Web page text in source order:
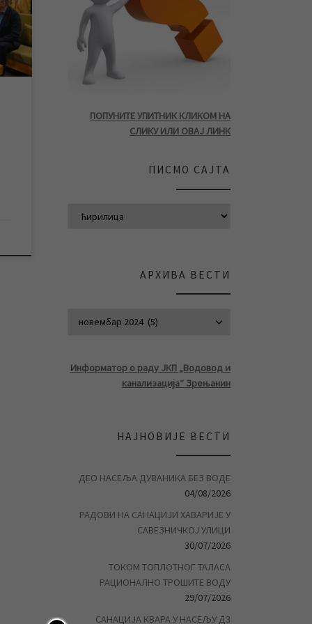
је
ПОПУНИТЕ УПИТНИК КЛИКОМ НА
СЛИКУ ИЛИ ОВАЈ ЛИНК
ПИСМО САЈТА
АРХИВА ВЕСТИ
Информатор о раду ЈКП „Водовод и
канализација“ Зрењанин
НАЈНОВИЈЕ ВЕСТИ
ДЕО НАСЕЉА ДУВАНИКА БЕЗ ВОДЕ
04/08/2026
РАДОВИ НА САНАЦИЈИ ХАВАРИЈЕ У
САВЕЗНИЧКОЈ УЛИЦИ
30/07/2026
ТОКОМ ТОПЛОТНОГ ТАЛАСА
РАЦИОНАЛНО ТРОШИТЕ ВОДУ
29/07/2026
САНАЦИЈА КВАРА У НАСЕЉУ Д3